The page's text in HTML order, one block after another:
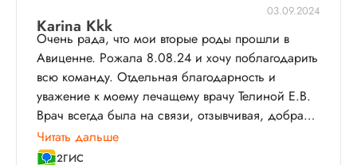
Георгиевне, Азаевой Эсмире Мамедьяровне.
Замечательный младший медицинский
персонал, прекрасное, доброжелательное
отношение. Очень комфортные условия в палате -
комната на одного, обогреватель, кондиционер,
увлажнитель воздуха. Очень чисто, регулярно
производится уборка. Питание потрясающее, то,
что нужно молодой маме. Выдается все
03.09.2024
Karina Kkk
Очень рада, что мои вторые роды прошли в
Авиценне. Рожала 8.08.24 и хочу поблагодарить
всю команду. Отдельная благодарность и
уважение к моему лечащему врачу Телиной Е.В.
Врач всегда была на связи, отзывчивая, добрая,
сразу понимала мои жалобы и назначала
лечение. Плановое КС с ней прошло идеально,
Читать дальше
2ГИС